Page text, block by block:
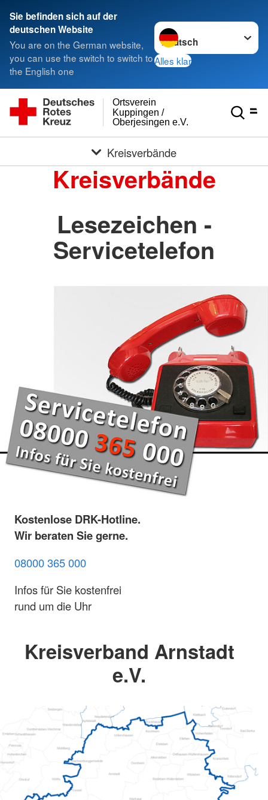
Sie befinden sich auf der
deutschen Website
You are on the German website,
you can use the switch to switch to
the English one
Sprache wechseln zu
Alles klar
Oberjesingen e.V.
Kuppingen /
Ortsverein
Kreisverbände
Kreisverbände
Lesezeichen -
Servicetelefon
Kostenlose DRK-Hotline.
Wir beraten Sie gerne.
08000 365 000
Infos für Sie kostenfrei
rund um die Uhr
Kreisverband Arnstadt
e.V.